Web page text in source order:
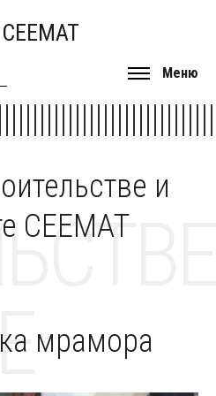
CEEMAT
Меню
и
CEEMAT
мрамора